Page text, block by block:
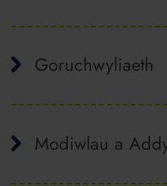
Goruchwyliaeth
Modiwlau a